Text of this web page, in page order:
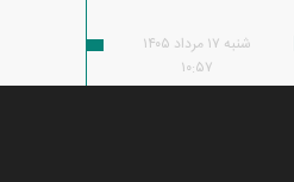
شنبه ۱۷ مرداد ۱۴۰۵
۱۰:۵۷